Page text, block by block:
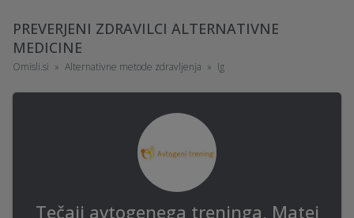
PREVERJENI ZDRAVILCI ALTERNATIVNE
MEDICINE
Omisli.si Alternativne metode zdravljenja Ig
Tečaji avtogenega treninga, Matej